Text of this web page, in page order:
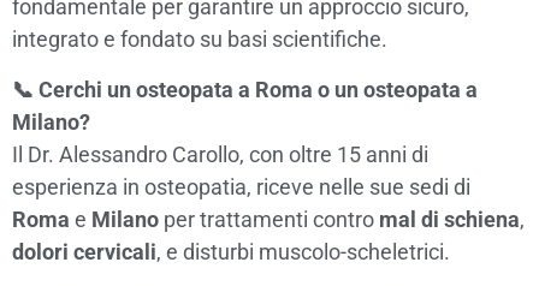
fondamentale per garantire un approccio sicuro,
integrato e fondato su basi scientifiche.
📞 Cerchi un osteopata a Roma o un osteopata a
Milano?
Il Dr. Alessandro Carollo, con oltre 15 anni di
esperienza in osteopatia, riceve nelle sue sedi di
Roma e Milano per trattamenti contro mal di schiena,
dolori cervicali, e disturbi muscolo-scheletrici.